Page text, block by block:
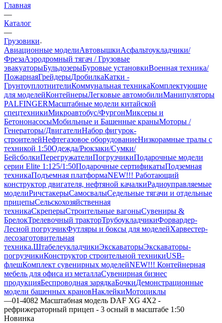
Главная
—
Каталог
—
Грузовики
Авиационные моделиАвтовышкиАсфальтоукладчики/
ФрезаАэродромный тягач / Грузовые
эвакуаторыБульдозерыБуровые установкиВоенная техника/
ПожарнаяГрейдерыДробилкаКатки -
ГрунтоуплотнителиКоммунальная техникаКомплектующие
для моделейКонтейнерыЛегковые автомобилиМанипуляторы
PALFINGERМасштабные модели китайской
спецтехникиМикроавтобус/ФургонМиксеры и
БетононасосыМобильные и Башенные краныМоторы /
Генераторы/ДвигателиНабор фигурок-
строителейНефтегазовое оборудованиеНизкорамные тралы с
техникой 1:50Одежда/Рюкзаки/Сумки/
БейсболкиПерегружателиПогрузчикиПодарочные модели
серии Elite 1:125/1:50Подарочные сертификатыПодземная
техникаПодъемная платформаNEW!!! Работающий
конструктор двигателя, нефтяной качалкиРадиоуправляемые
моделиРичстакерыСамосвалыСедельные тягачи и отдельные
прицепыСельскохозяйственная
техникаСкреперыСтроительные вагоныСувениры &
БрелокТрелевочный тракторТрубоукладчикиФорвардер-
Лесной погрузчикФутляры и боксы для моделейХарвестер-
лесозаготовительная
техника.ШтабелеукладчикиЭкскаваторыЭкскаваторы-
погрузчикиКонструктор строительной техникиUSB-
флешКомплект сувенирных моделейNEW!!! Контейнерная
мебель для офиса из металлаСувенирная бизнес
продукцияБеспроводная зарядкаБочкиДемонстрационные
модели башенных крановНаклейкиМотоциклы
—01-4082 Масштабная модель DAF XG 4X2 -
рефрижераторный прицеп - 3 осный в масштабе 1:50
Новинка